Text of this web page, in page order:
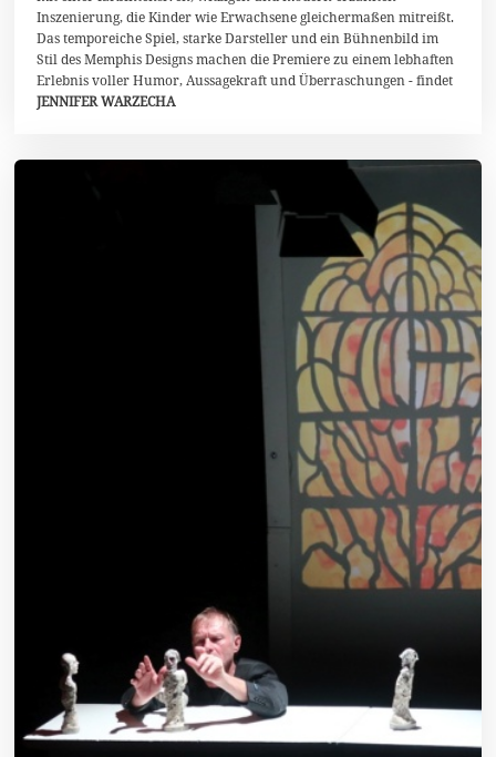
m
b
e
r
0
2
Inszenierung, die Kinder wie Erwachsene gleichermaßen mitreißt.
Das temporeiche Spiel, starke Darsteller und ein Bühnenbild im
Stil des Memphis Designs machen die Premiere zu einem lebhaften
Erlebnis voller Humor, Aussagekraft und Überraschungen - findet
JENNIFER WARZECHA